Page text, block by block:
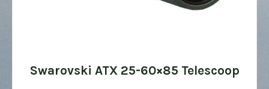
Swarovski ATX 25-60×85 Telescoop